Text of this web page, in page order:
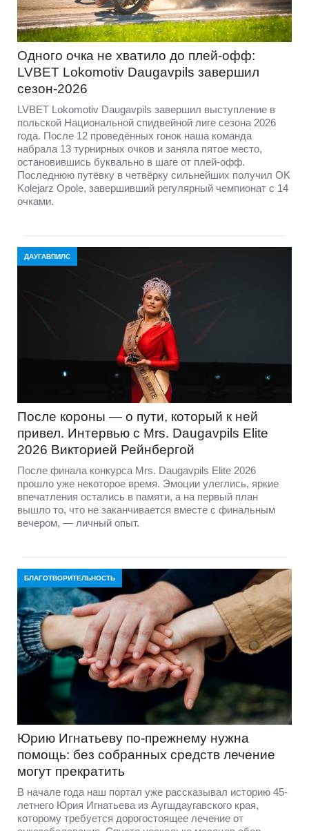
Одного очка не хватило до плей-офф:
LVBET Lokomotiv Daugavpils завершил
сезон-2026
LVBET Lokomotiv Daugavpils завершил выступление в
польской Национальной спидвейной лиге сезона 2026
года. После 12 проведённых гонок наша команда
набрала 13 турнирных очков и заняла пятое место,
остановившись буквально в шаге от плей-офф.
Последнюю путёвку в четвёрку сильнейших получил OK
Kolejarz Opole, завершивший регулярный чемпионат с 14
очками.
ДАУГАВПИЛС
После короны — о пути, который к ней
привел. Интервью с Mrs. Daugavpils Elite
2026 Викторией Рейнбергой
После финала конкурса Mrs. Daugavpils Elite 2026
прошло уже некоторое время. Эмоции улеглись, яркие
впечатления остались в памяти, а на первый план
вышло то, что не заканчивается вместе с финальным
вечером, — личный опыт.
БЛАГОТВОРИТЕЛЬНОСТЬ
Юрию Игнатьеву по-прежнему нужна
помощь: без собранных средств лечение
могут прекратить
В начале года наш портал уже рассказывал историю 45-
летнего Юрия Игнатьева из Аугшдаугавского края,
которому требуется дорогостоящее лечение от